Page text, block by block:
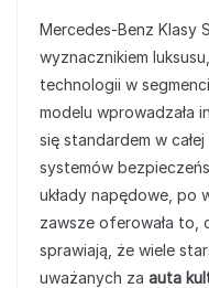
Mercedes-Benz Klasy
wyznacznikiem
technologii w
modelu wprowadzała
się standardem w
systemów
układy napędowe, po
zawsze oferowała to,
sprawiają, że wiele
uważanych za auta